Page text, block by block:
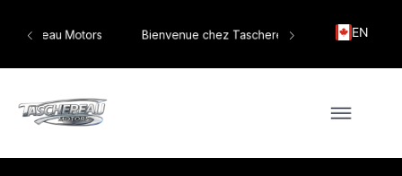
Bienvenue chez Taschereau Motors EN